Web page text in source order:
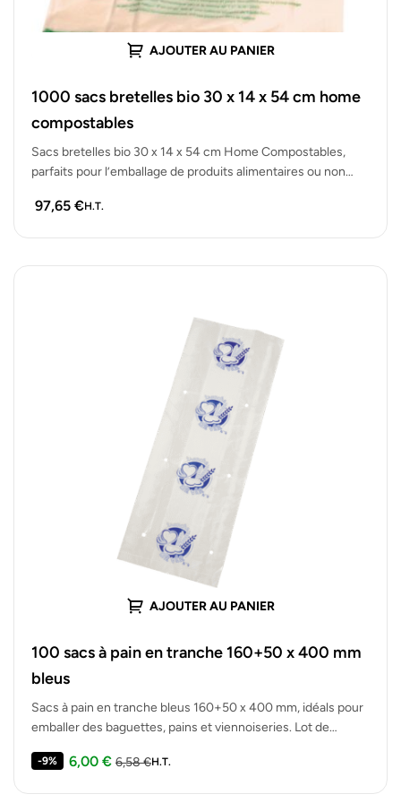
AJOUTER AU PANIER
1000 sacs bretelles bio 30 x 14 x 54 cm home
compostables
Sacs bretelles bio 30 x 14 x 54 cm Home Compostables,
parfaits pour l’emballage de produits alimentaires ou non
97,65 €H.T.
AJOUTER AU PANIER
100 sacs à pain en tranche 160+50 x 400 mm
bleus
Sacs à pain en tranche bleus 160+50 x 400 mm, idéals pour
emballer des baguettes, pains et viennoiseries. Lot de…
-9% 6,58€
6,00 € H.T.